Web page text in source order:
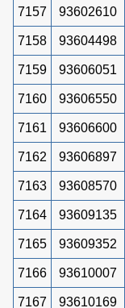
7157 93602610
7158 93604498
7159 93606051
7160 93606550
7161 93606600
7162 93606897
7163 93608570
7164 93609135
7165 93609352
7166 93610007
7167 93610169